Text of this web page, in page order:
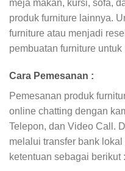
meja makan, kursi, sofa,
produk furniture lainnya.
furniture atau menjadi
pembuatan furniture
Cara Pemesanan :
Pemesanan produk
online chatting dengan
Telepon, dan Video Call.
melalui transfer bank
ketentuan sebagai berikut :